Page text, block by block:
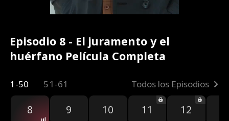
Episodio 8 - El juramento y el
huérfano Película Completa
1-50 51-61 Todos los Episodios
8 9 10 11 12